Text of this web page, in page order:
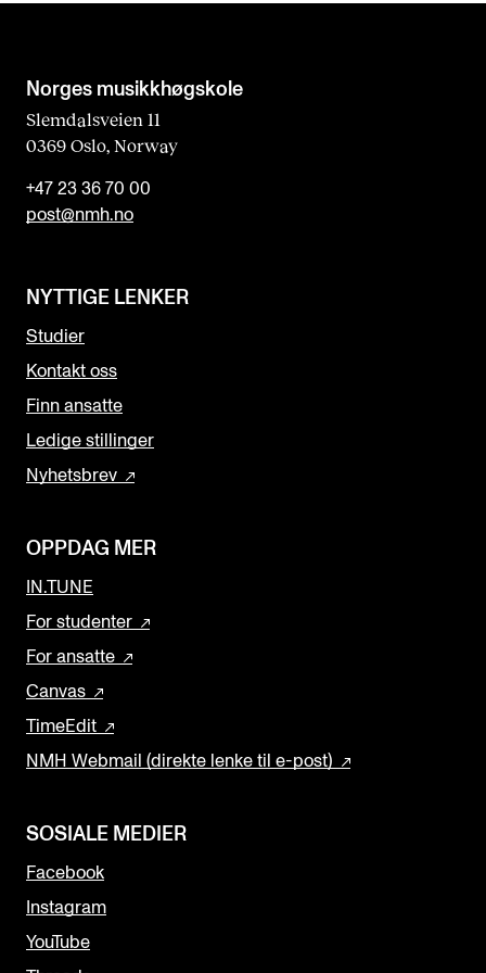
Norges musikk­høgskole
Slemdalsveien 11
0369 Oslo, Norway
+47 23 36 70 00
post@nmh.no
NYTTIGE LENKER
Studier
Kontakt oss
Finn ansatte
Ledige stillinger
Nyhetsbrev
OPPDAG MER
IN.TUNE
For studenter
For ansatte
Canvas
TimeEdit
NMH Webmail (direkte lenke til e-post)
SOSIALE MEDIER
Facebook
Instagram
YouTube